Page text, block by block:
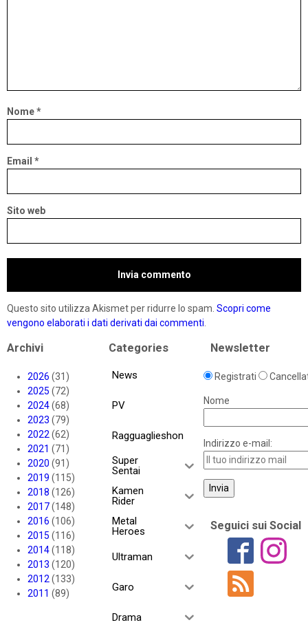
Nome*
Email *
Sito web
Questo sito utilizza Akismet per ridurre lo spam. Scopri come
vengono elaborati i dati derivati dai commenti.
Archivi
2026 (31)
2025 (72)
2024(68)
2023 (79)
2022(62)
2021 (71)
2020 (91)
2019 (115)
2018 (126)
2017(148)
2016 (106)
2015 (116)
2014(118)
2013 (120)
2012(133)
2011 (89)
Categories
News
PV
Ragguaglieshon
Super
Sentai
Kamen
Rider
Metal
Heroes
Ultraman
Garo
Drama
Newsletter
Registrati
Nome
Indirizzo e-mail:
Seguici sui Social